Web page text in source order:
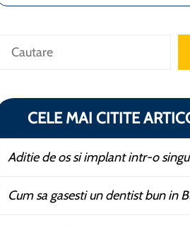
Caută
CELE MAI CITITE
Aditie de os si implant intr-o
Cum sa gasesti un dentist bun in